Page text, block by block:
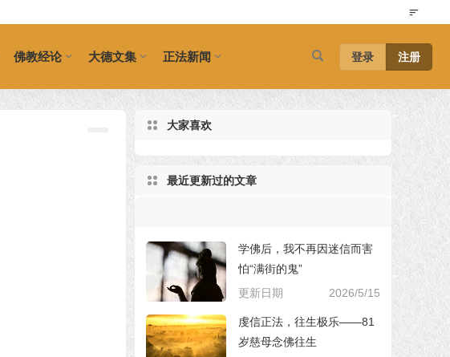
佛教经论 大德文集 正法新闻 登录 注册
大家喜欢
最近更新过的文章
学佛后，我不再因迷信而害
怕“满街的鬼”
更新日期
2026/5/15
虔信正法，往生极乐——81
岁慈母念佛往生